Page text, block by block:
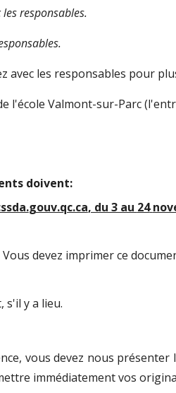
responsables.
avec les responsables pour
l'école Valmont-sur-Parc
doivent:
gouv.qc.ca, du 3 au 24
devez imprimer ce
s'il y a lieu.
vous devez nous
immédiatement vos